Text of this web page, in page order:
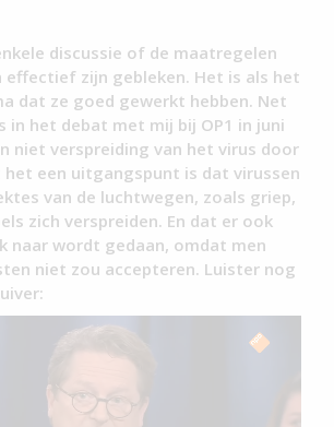
discussie of de maatregelen
effectief zijn gebleken. Het is als het
dat ze goed gewerkt hebben. Net
in het debat met mij bij OP1 in juni
niet verspreiding van het virus door
het een uitgangspunt is dat virussen
van de luchtwegen, zoals griep,
zich verspreiden. En dat er ook
naar wordt gedaan, omdat men
niet zou accepteren. Luister nog